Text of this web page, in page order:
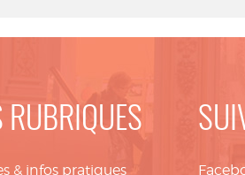
RUBRIQUES
& infos pratiques